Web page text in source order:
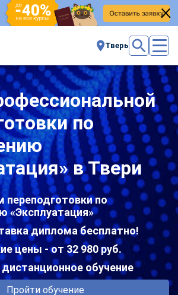
Тверь
по
в Твери
переподготовки по
«Эксплуатация»
диплома бесплатно!
цены - от 32 980 руб.
обучение
Пройти обучение